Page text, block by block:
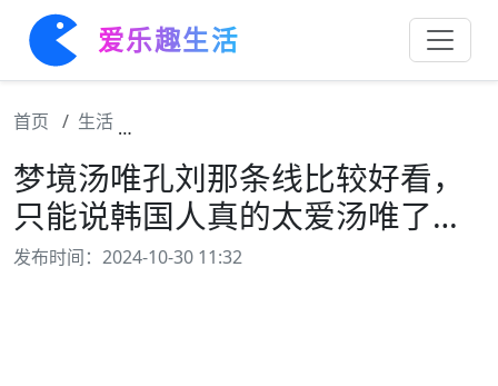
爱乐趣生活
首页 生活
梦境汤唯孔刘那条线比较好看，
只能说韩国人真的太爱汤唯了…
发布时间：2024-10-30 11:32